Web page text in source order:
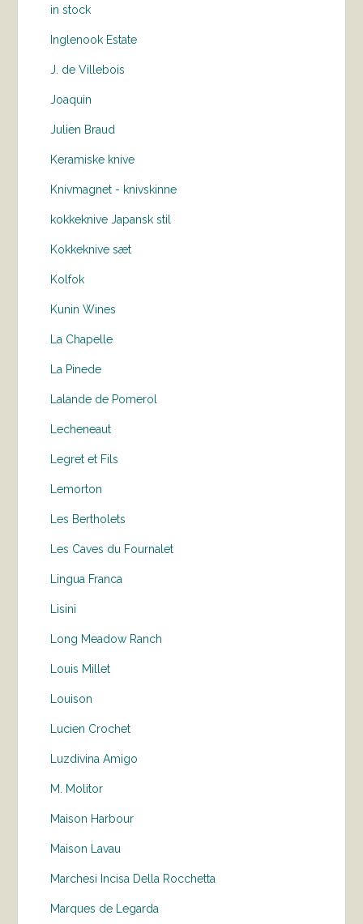
in stock
Inglenook Estate
J. de Villebois
Joaquin
Julien Braud
Keramiske knive
Knivmagnet - knivskinne
kokkeknive Japansk stil
Kokkeknive sæt
Kolfok
Kunin Wines
La Chapelle
La Pinede
Lalande de Pomerol
Lecheneaut
Legret et Fils
Lemorton
Les Bertholets
Les Caves du Fournalet
Lingua Franca
Lisini
Long Meadow Ranch
Louis Millet
Louison
Lucien Crochet
Luzdivina Amigo
M. Molitor
Maison Harbour
Maison Lavau
Marchesi Incisa Della Rocchetta
Marques de Legarda